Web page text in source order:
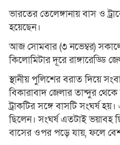
ভারতের তেলেঙ্গানায় বাস ও
হয়েছেন।
আজ সোমবার (৩ নভেম্বর) সকালে
কিলোমিটার দূরে রাঙ্গারেড্ডি
স্থানীয় পুলিশের বরাত দিয়ে
বিকারাবাদ জেলার তান্দুর
ট্রাকটির সঙ্গে বাসটি সংঘর্ষ
ছিলেন। সংঘর্ষ এতটাই ভয়াবহ
বাসের ওপর পড়ে যায়, ফলে